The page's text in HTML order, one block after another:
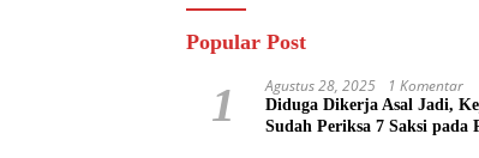
Popular Post
1 Agustus 28, 2025 1 Komentar
Diduga Dikerja Asal Jadi,
Sudah Periksa 7 Saksi pada